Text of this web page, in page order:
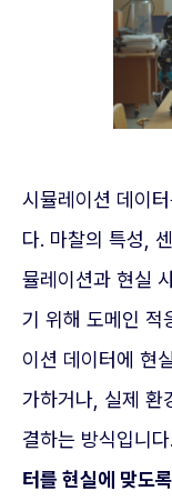
시뮬레이션 데이
다. 마찰의 특성,
뮬레이션과 현실
기 위해 도메인 적
이션 데이터에 현
가하거나, 실제 환
결하는 방식입니다.
터를 현실에 맞도